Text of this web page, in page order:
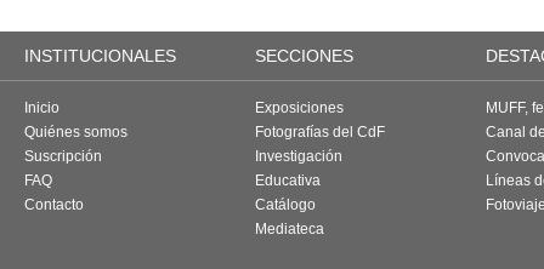
INSTITUCIONALES SECCIONES
Inicio
Quiénes somos
Suscripción
FAQ
Contacto
Exposiciones
Fotografías del CdF
Investigación
Educativa
Catálogo
Mediateca
MUFF,
Canal
Líneas